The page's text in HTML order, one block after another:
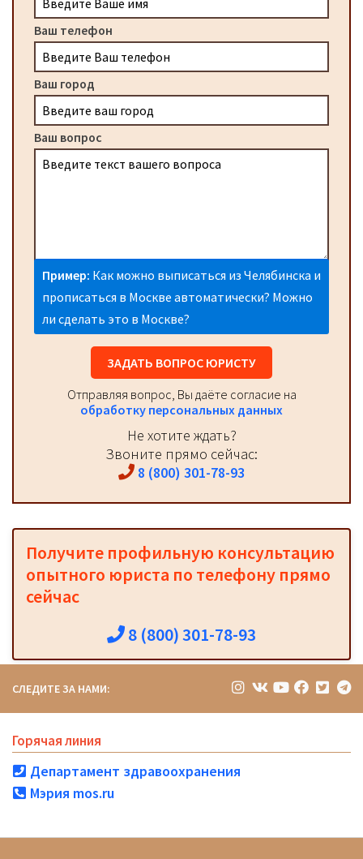
Ваш телефон
Ваш город
Ваш вопрос
Пример: Как можно выписаться из Челябинска и
прописаться в Москве автоматически? Можно
ли сделать это в Москве?
ЗАДАТЬ ВОПРОС ЮРИСТУ
Отправляя вопрос, Вы даёте согласие на
обработку персональных данных
Не хотите ждать?
Звоните прямо сейчас:
8 (800) 301-78-93
Получите профильную консультацию
опытного юриста по телефону прямо
сейчас
8 (800) 301-78-93
СЛЕДИТЕ ЗА НАМИ:
Горячая линия
Департамент здравоохранения
Мэрия mos.ru